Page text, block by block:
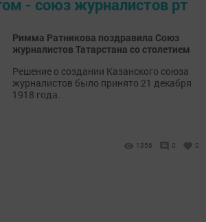
- союз журналистов рт
Римма Ратникова поздравила Союз
журналистов Татарстана со столетием
Решение о создании Казанского союза
журналистов было принято 21 декабря
1918 года.
1356 0 0